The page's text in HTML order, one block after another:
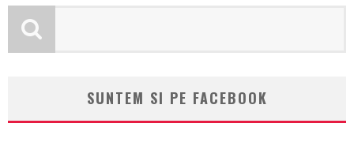
SUNTEM SI PE FACEBOOK